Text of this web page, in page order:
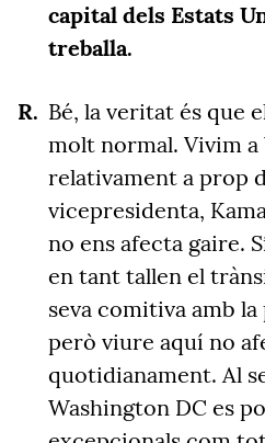
capital dels Estats
treballa.
Bé, la veritat és que
molt normal. Vivim a
relativament a prop
vicepresidenta,
no ens afecta gaire.
en tant tallen el
seva comitiva amb
però viure aquí no
quotidianament. Al
Washington DC es